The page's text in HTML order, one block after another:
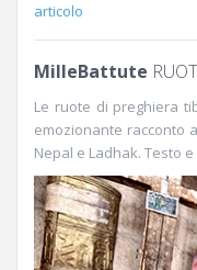
articolo
MilleBattute
Le ruote di preghiera
emozionante racconto
Nepal e Ladhak. Testo